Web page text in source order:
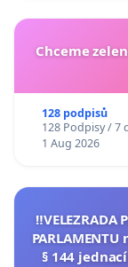
Chceme
128 podpisů
128 Podpisy / 7
1 Aug 2026
‼️VELEZRADA
§ 144